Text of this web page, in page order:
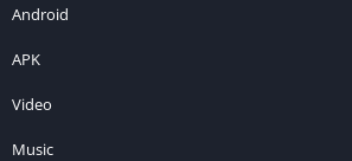
Android
APK
Video
Music